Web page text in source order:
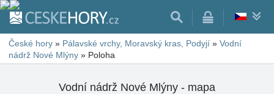
České hory » Pálavské vrchy, Moravský kras, Podyjí » Vodní
nádrž Nové Mlýny » Poloha
Vodní nádrž Nové Mlýny - mapa